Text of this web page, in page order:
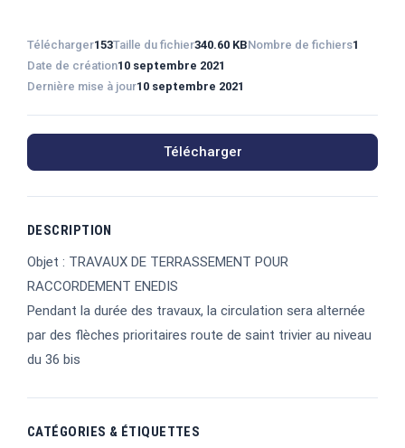
Télécharger153Taille du fichier340.60 KBNombre de fichiers1
Date de création10 septembre 2021
Dernière mise à jour10 septembre 2021
Télécharger
DESCRIPTION
Objet : TRAVAUX DE TERRASSEMENT POUR
RACCORDEMENT ENEDIS
Pendant la durée des travaux, la circulation sera alternée
par des flèches prioritaires route de saint trivier au niveau
du 36 bis
CATÉGORIES & ÉTIQUETTES